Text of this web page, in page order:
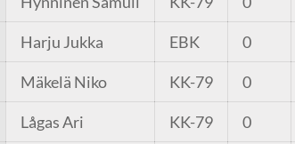
Harju Jukka EBK 0
Mäkelä Niko KK-79 0
Lågas Ari KK-79 0